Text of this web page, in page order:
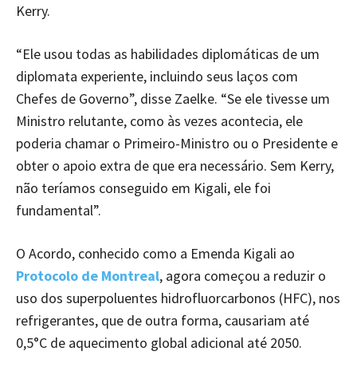
Kerry.
“Ele usou todas as habilidades diplomáticas de um
diplomata experiente, incluindo seus laços com
Chefes de Governo”, disse Zaelke. “Se ele tivesse um
Ministro relutante, como às vezes acontecia, ele
poderia chamar o Primeiro-Ministro ou o Presidente e
obter o apoio extra de que era necessário. Sem Kerry,
não teríamos conseguido em Kigali, ele foi
fundamental”.
O Acordo, conhecido como a Emenda Kigali ao
Protocolo de Montreal, agora começou a reduzir o
uso dos superpoluentes hidrofluorcarbonos (HFC), nos
refrigerantes, que de outra forma, causariam até
0,5°C de aquecimento global adicional até 2050.